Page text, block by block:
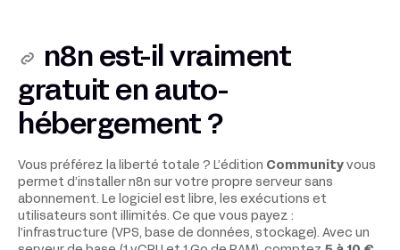
n8n est-il vraiment
gratuit en auto-
hébergement ?
Vous préférez la liberté totale ? L’édition Community vous
permet d’installer n8n sur votre propre serveur sans
abonnement. Le logiciel est libre, les exécutions et
utilisateurs sont illimités. Ce que vous payez :
l’infrastructure (VPS, base de données, stockage). Avec un